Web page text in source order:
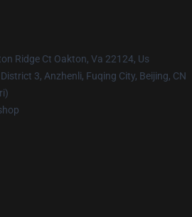
Ridge Ct Oakton, Va 22124, Us
3, Anzhenli, Fuqing City, Beijing, CN